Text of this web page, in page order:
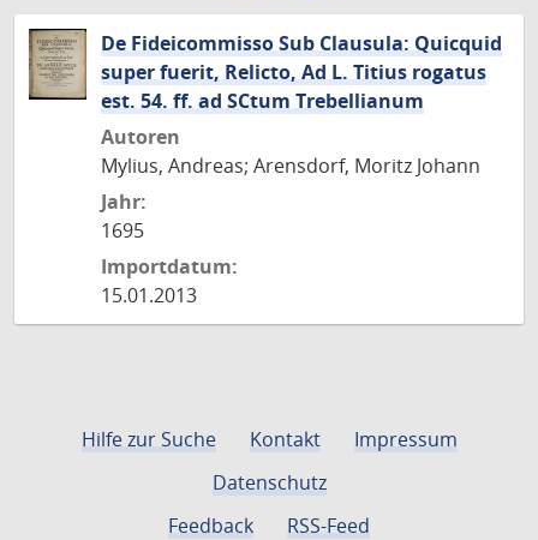
De Fideicommisso Sub Clausula: Quicquid
super fuerit, Relicto, Ad L. Titius rogatus
est. 54. ff. ad SCtum Trebellianum
Autoren
Mylius, Andreas; Arensdorf, Moritz Johann
Jahr:
1695
Importdatum:
15.01.2013
Hilfe zur Suche Kontakt
Impressum
Datenschutz
Feedback
RSS-Feed